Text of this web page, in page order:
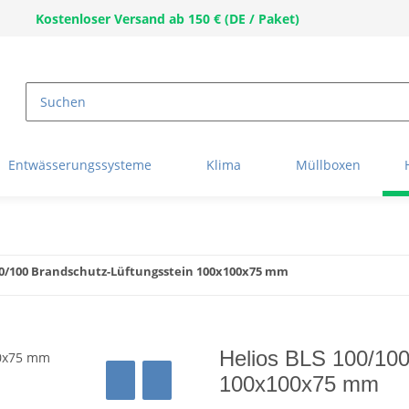
Kostenloser Versand ab 150 € (DE / Paket)
Entwässerungssysteme Klima Müllboxen
100 Brandschutz-Lüftungsstein 100x100x75 mm
Helios BLS 100/
100x100x75 mm